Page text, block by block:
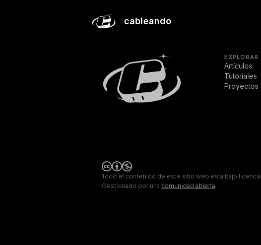
cableando
El precio del camino al éxito
EXPLORAR
Artículos
Tutoriales
Proyectos
Todo el contenido de este sitio web está bajo licencia
Gestionado por una comunidad abierta.